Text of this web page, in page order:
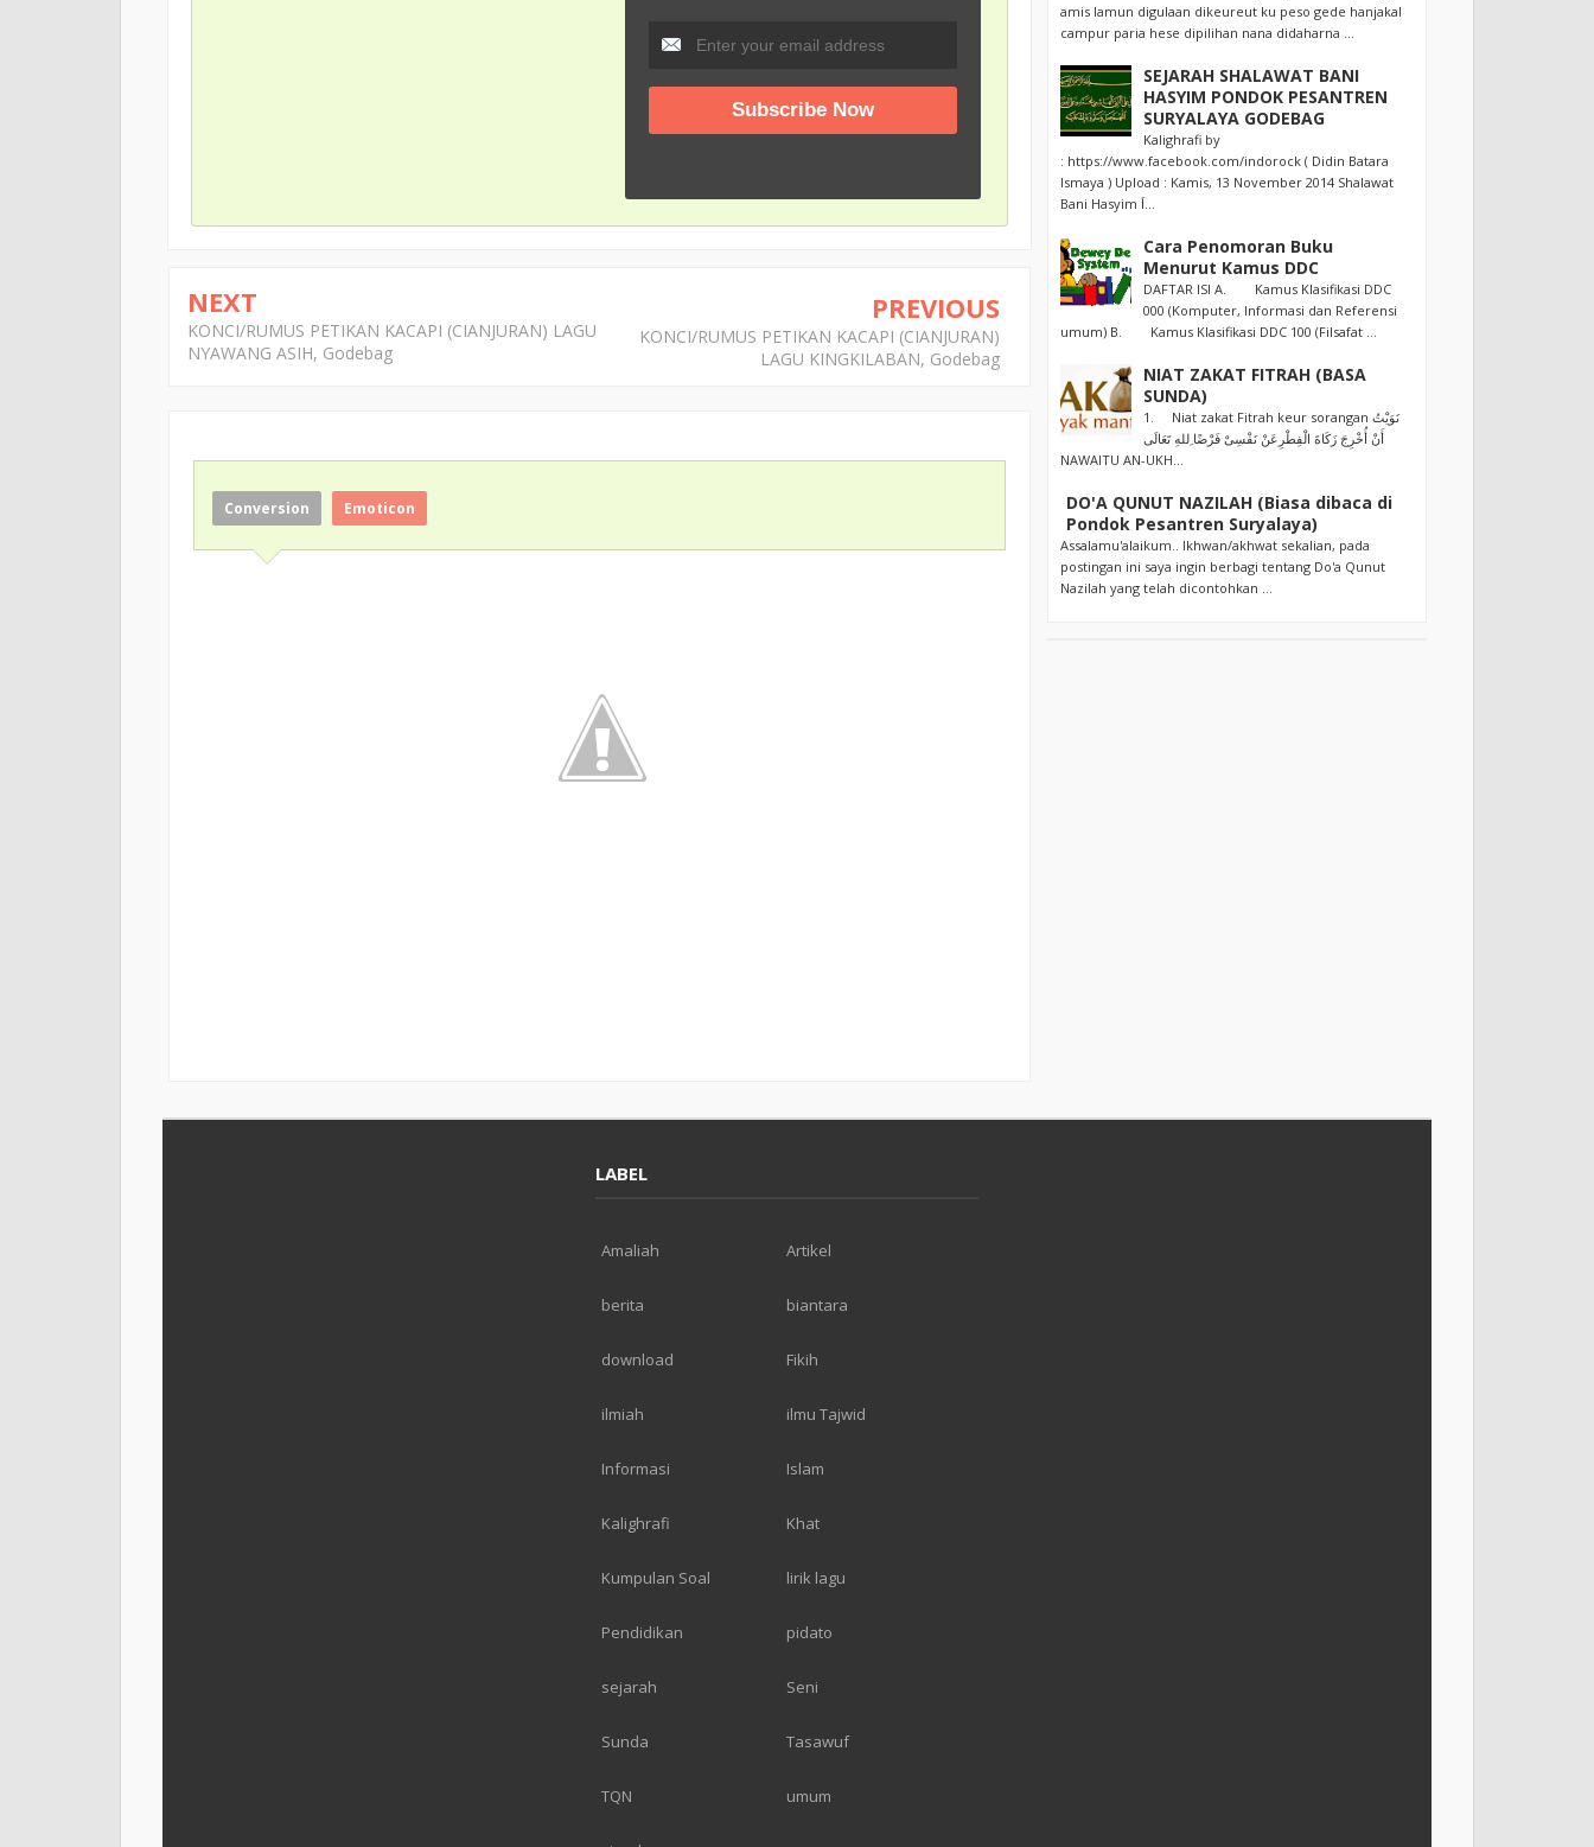
NEXT
KONCI/RUMUS PETIKAN KACAPI (CIANJURAN) LAGU
NYAWANG ASIH, Godebag
PREVIOUS
KONCI/RUMUS PETIKAN KACAPI (CIANJURAN)
LAGU KINGKILABAN, Godebag
Conversion Emoticon
amis lamun digulaan dikeureut ku peso gede hanjakal
campur paria hese dipilihan nana didaharna ...
SEJARAH SHALAWAT BANI
HASYIM PONDOK PESANTREN
SURYALAYA GODEBAG
Kalighrafi by
: https://www.facebook.com/indorock ( Didin Batara
Ismaya ) Upload : Kamis, 13 November 2014 Shalawat
Bani Hasyim اَ...
Cara Penomoran Buku
Menurut Kamus DDC
DAFTAR ISI A. Kamus Klasifikasi DDC
000 (Komputer, Informasi dan Referensi
umum) B. Kamus Klasifikasi DDC 100 (Filsafat ...
NIAT ZAKAT FITRAH (BASA
SUNDA)
1. Niat zakat Fitrah keur sorangan نَوَيْتُ
أَنْ أُخْرِجَ زَكَاةَ الْفِطْرِعَنْ نَفْسِىْ فَرْضًا ِللهِ تَعَالَى
NAWAITU AN-UKH...
DO'A QUNUT NAZILAH (Biasa dibaca di
Pondok Pesantren Suryalaya)
Assalamu'alaikum.. Ikhwan/akhwat sekalian, pada
postingan ini saya ingin berbagi tentang Do'a Qunut
Nazilah yang telah dicontohkan ...
LABEL
Amaliah Artikel
berita biantara
download Fikih
ilmiah ilmu Tajwid
Informasi Islam
Kalighrafi Khat
Kumpulan Soal lirik lagu
Pendidikan pidato
sejarah Seni
Sunda Tasawuf
TQN umum